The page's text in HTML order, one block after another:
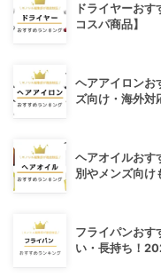
ドライヤーお
コスパ商品】
ヘアアイロンお
ズ向け・海外対
ヘアオイルおす
別やメンズ向け
フライパンおす
い・長持ち！